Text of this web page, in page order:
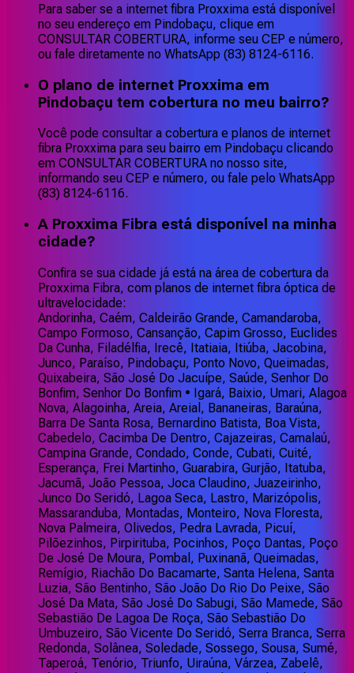
Para saber se a internet fibra Proxxima está disponível
no seu endereço em Pindobaçu, clique em
CONSULTAR COBERTURA, informe seu CEP e número,
ou fale diretamente no WhatsApp (83) 8124-6116.
O plano de internet Proxxima em
Pindobaçu tem cobertura no meu bairro?
Você pode consultar a cobertura e planos de internet
fibra Proxxima para seu bairro em Pindobaçu clicando
em CONSULTAR COBERTURA no nosso site,
informando seu CEP e número, ou fale pelo WhatsApp
(83) 8124-6116.
A Proxxima Fibra está disponível na minha
cidade?
Confira se sua cidade já está na área de cobertura da
Proxxima Fibra, com planos de internet fibra óptica de
ultravelocidade:
Andorinha, Caém, Caldeirão Grande, Camandaroba,
Campo Formoso, Cansanção, Capim Grosso, Euclides
Da Cunha, Filadélfia, Irecê, Itatiaia, Itiúba, Jacobina,
Junco, Paraíso, Pindobaçu, Ponto Novo, Queimadas,
Quixabeira, São José Do Jacuípe, Saúde, Senhor Do
Bonfim, Senhor Do Bonfim • Igará, Baixio, Umari, Alagoa
Nova, Alagoinha, Areia, Areial, Bananeiras, Baraúna,
Barra De Santa Rosa, Bernardino Batista, Boa Vista,
Cabedelo, Cacimba De Dentro, Cajazeiras, Camalaú,
Campina Grande, Condado, Conde, Cubati, Cuité,
Esperança, Frei Martinho, Guarabira, Gurjão, Itatuba,
Jacumã, João Pessoa, Joca Claudino, Juazeirinho,
Junco Do Seridó, Lagoa Seca, Lastro, Marizópolis,
Massaranduba, Montadas, Monteiro, Nova Floresta,
Nova Palmeira, Olivedos, Pedra Lavrada, Picuí,
Pilõezinhos, Pirpirituba, Pocinhos, Poço Dantas, Poço
De José De Moura, Pombal, Puxinanã, Queimadas,
Remígio, Riachão Do Bacamarte, Santa Helena, Santa
Luzia, São Bentinho, São João Do Rio Do Peixe, São
José Da Mata, São José Do Sabugi, São Mamede, São
Sebastião De Lagoa De Roça, São Sebastião Do
Umbuzeiro, São Vicente Do Seridó, Serra Branca, Serra
Redonda, Solânea, Soledade, Sossego, Sousa, Sumé,
Taperoá, Tenório, Triunfo, Uiraúna, Várzea, Zabelê,